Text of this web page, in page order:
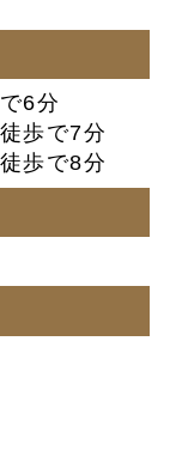
6分
歩で7分
歩で8分